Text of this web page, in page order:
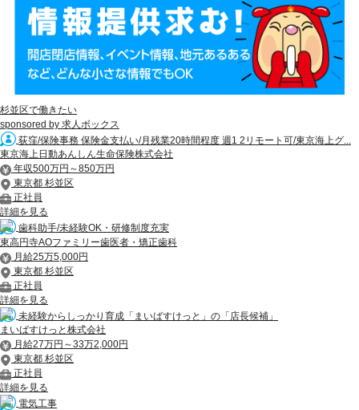
杉並区で働きたい
sponsored by 求人ボックス
荻窪/保険事務 保険金支払い/月残業20時間程度 週1 2リモート可/東京海上グ...
東京海上日動あんしん生命保険株式会社
年収500万円～850万円
東京都 杉並区
正社員
詳細を見る
歯科助手/未経験OK・研修制度充実
東高円寺AOファミリー歯医者・矯正歯科
月給25万5,000円
東京都 杉並区
正社員
詳細を見る
未経験からしっかり育成「まいばすけっと」の「店長候補」
まいばすけっと株式会社
月給27万円～33万2,000円
東京都 杉並区
正社員
詳細を見る
電気工事